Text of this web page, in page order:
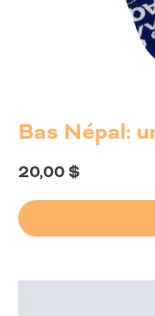
Bas Népal:
20,00$